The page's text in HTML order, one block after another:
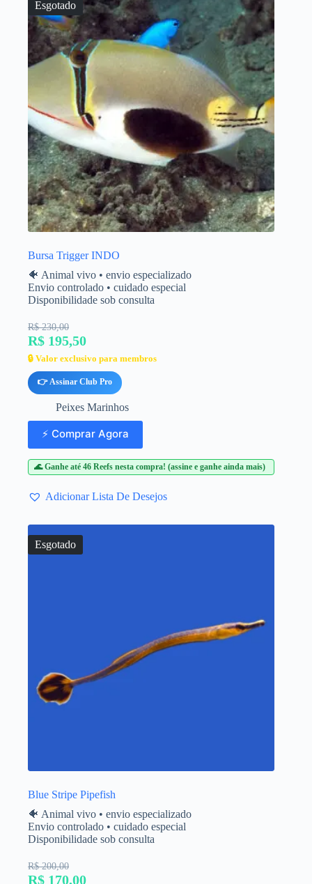
Esgotado
Bursa Trigger INDO
🐠 Animal vivo • envio especializado
Envio controlado • cuidado especial
Disponibilidade sob consulta
R$ 230,00
R$ 195,50
🔒 Valor exclusivo para membros
👉 Assinar Club Pro
Peixes Marinhos
⚡ Comprar Agora
🌊 Ganhe até 46 Reefs nesta compra! (assine e ganhe ainda mais)
Adicionar Lista De Desejos
Esgotado
Blue Stripe Pipefish
🐠 Animal vivo • envio especializado
Envio controlado • cuidado especial
Disponibilidade sob consulta
R$ 200,00
R$ 170,00